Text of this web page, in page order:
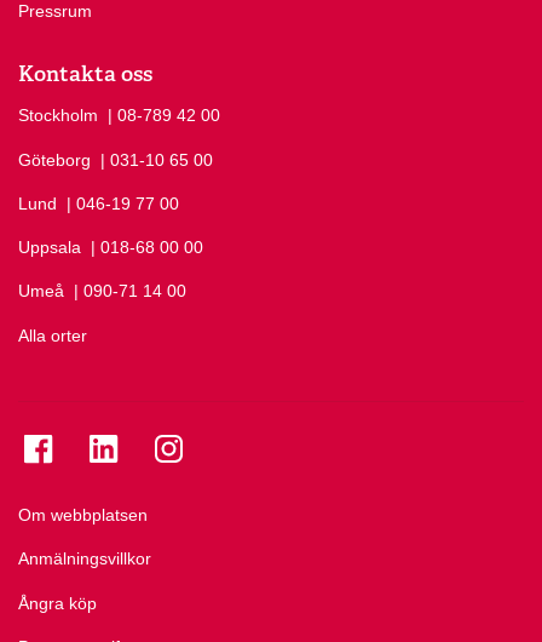
Pressrum
Kontakta oss
Stockholm Ring Stockholm på
| 08-789 42 00
Göteborg Ring Göteborg på
| 031-10 65 00
Lund Ring Lund på
| 046-19 77 00
Uppsala Ring Uppsala på
| 018-68 00 00
Umeå Ring Umeå på
| 090-71 14 00
Alla orter
Om webbplatsen
Anmälningsvillkor
Ångra köp
Se folkuniversitetet på Facebook
Se folkuniversitetet på LinkedIn